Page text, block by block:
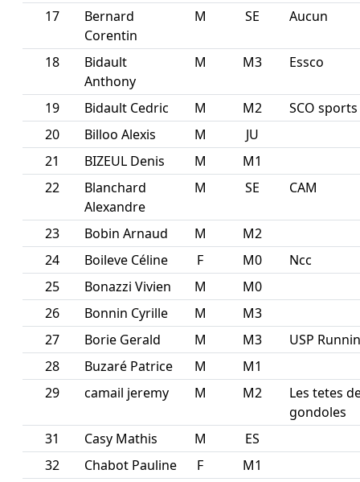
17
Bernard
Corentin
M SE Aucun
18
Bidault
Anthony
M M3 Essco
19 Bidault Cedric M M2
SCO
20
Billoo Alexis M
JU
21
BIZEUL Denis M
M1
22
Blanchard
Alexandre
M SE CAM
23 Bobin Arnaud M
M2
24
Boileve Céline F M0
Ncc
25
Bonazzi Vivien M
M0
26
Bonnin Cyrille M
M3
27
Borie Gerald M M3
USP
28
Buzaré Patrice M
M1
29
camail jeremy M M2
Les tetes
gondoles
31
Casy Mathis M
ES
32
Chabot Pauline F
M1